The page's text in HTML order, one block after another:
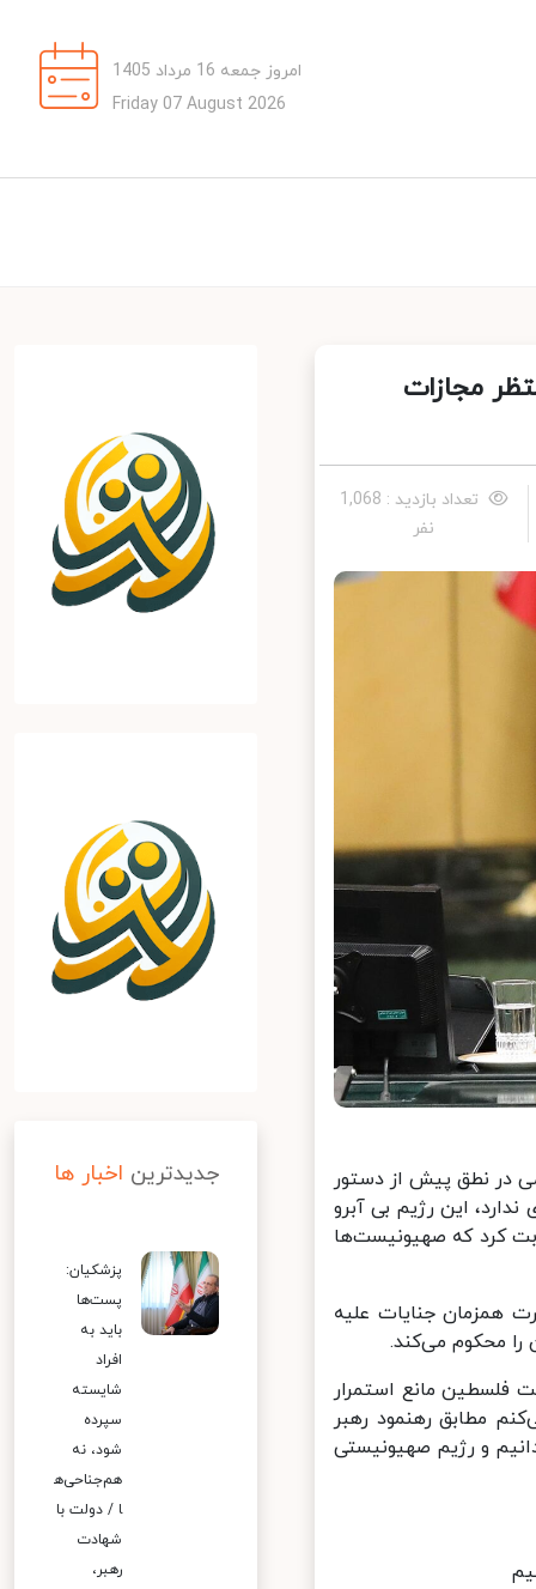
امروز جمعه 16 مرداد 1405
Friday 07 August 2026
مجازات
تعداد بازدید : 1,068
نفر
شورای اسلامی در نطق پیش از دستور
این رژیم بی آبرو
کرد که صهیونیست‌ها
جنایات علیه
محکوم می‌کند.
فلسطین مانع استمرار
مطابق رهنمود رهبر
و رژیم صهیونیستی
جدیدترین اخبار ها
پزشکیان:
پست‌ها
باید به
افراد
شایسته
سپرده
شود، نه
هم‌جناحی‌ه
ا / دولت با
شهادت
رهبر،